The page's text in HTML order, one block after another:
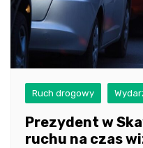
Ruch drogowy
Prezydent w
ruchu na czas